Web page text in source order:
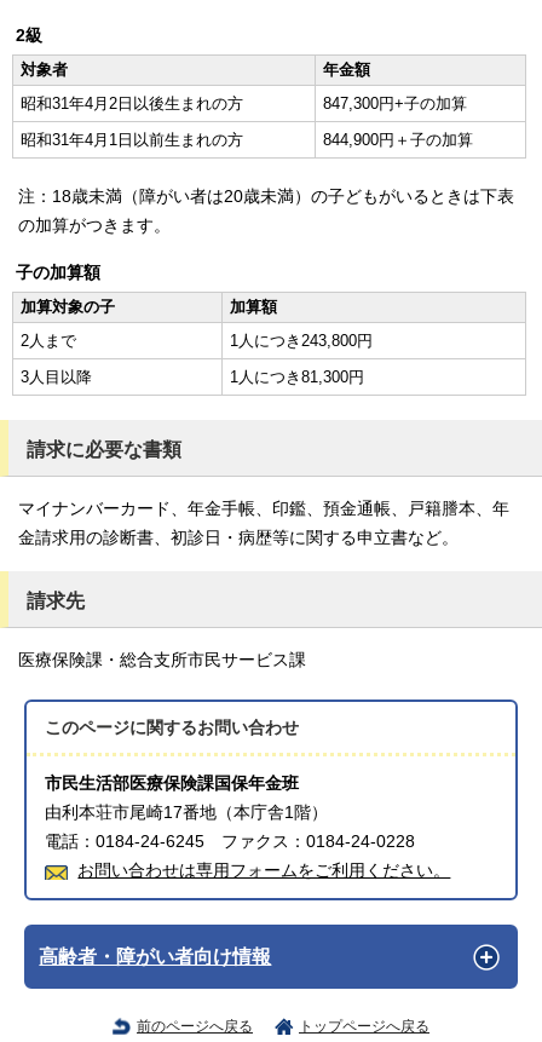
2級
対象者
年金額
昭和31年4月2日以後生まれの方
847,300円+子の加算
昭和31年4月1日以前生まれの方
844,900円＋子の加算
注：18歳未満（障がい者は20歳未満）の子どもがいるときは下表
の加算がつきます。
子の加算額
加算対象の子
加算額
2人まで
1人につき243,800円
3人目以降
1人につき81,300円
請求に必要な書類
マイナンバーカード、年金手帳、印鑑、預金通帳、戸籍謄本、年
金請求用の診断書、初診日・病歴等に関する申立書など。
請求先
医療保険課・総合支所市民サービス課
このページに関するお問い合わせ
市民生活部医療保険課国保年金班
由利本荘市尾崎17番地（本庁舎1階）
電話：0184-24-6245 ファクス：0184-24-0228
お問い合わせは専用フォームをご利用ください。
高齢者・障がい者向け情報
前のページへ戻る トップページへ戻る